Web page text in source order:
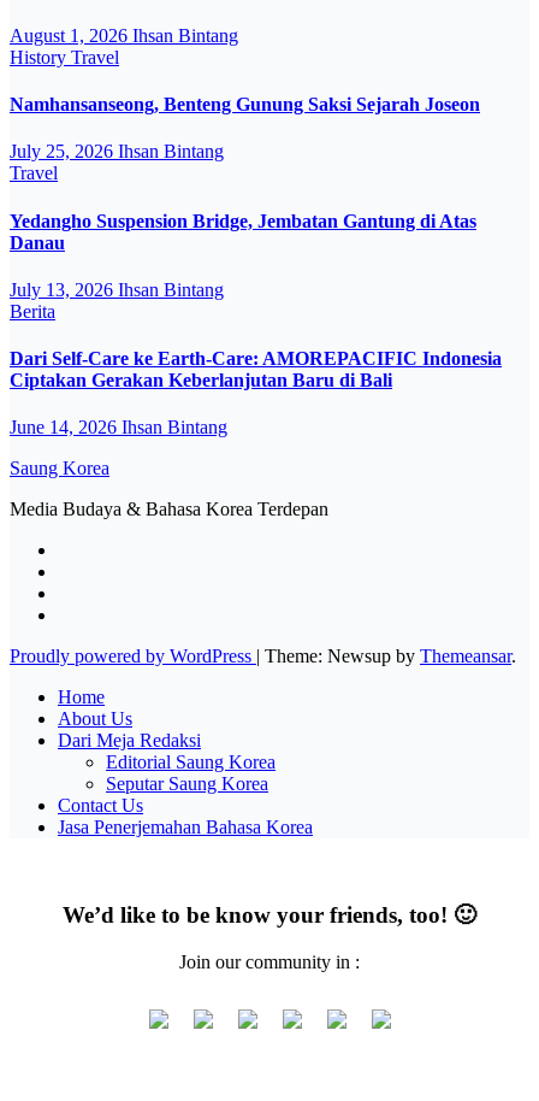
August 1, 2026 Ihsan Bintang
History Travel
Namhansanseong, Benteng Gunung Saksi Sejarah Joseon
July 25, 2026 Ihsan Bintang
Travel
Yedangho Suspension Bridge, Jembatan Gantung di Atas
Danau
July 13, 2026 Ihsan Bintang
Berita
Dari Self-Care ke Earth-Care: AMOREPACIFIC Indonesia
Ciptakan Gerakan Keberlanjutan Baru di Bali
June 14, 2026 Ihsan Bintang
Saung Korea
Media Budaya & Bahasa Korea Terdepan
Proudly powered by WordPress Theme: Newsup by Themeansar.
Home
About Us
Dari Meja Redaksi
Editorial Saung Korea
Seputar Saung Korea
Contact Us
Jasa Penerjemahan Bahasa Korea
We’d like to be know your friends, too! 🙂
Join our community in :